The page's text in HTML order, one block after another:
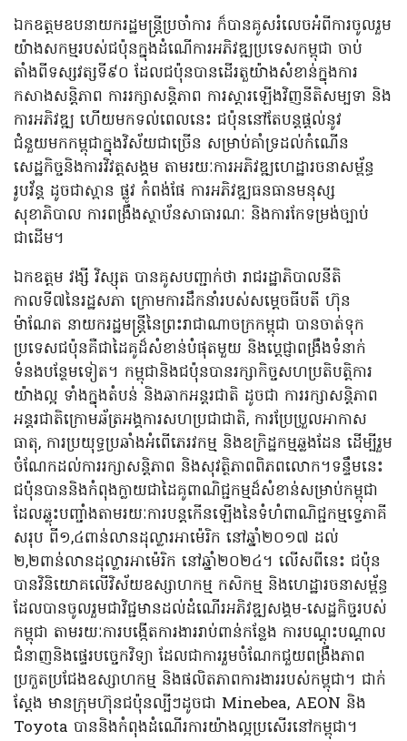
ឯកឧត្តមឧបនាយករដ្ឋមន្ត្រីប្រចាំការ ក៏បានគូសរំលេចអំពីការចូលរួម
យ៉ាងសកម្មរបស់ជប៉ុនក្នុងដំណើការអភិវឌ្ឍប្រទេសកម្ពុជា ចាប់
តាំងពីទស្សវត្សទី៩០ ដែលជប៉ុនបានដើរតួយ៉ាងសំខាន់ក្នុងការ
កសាងសន្តិភាព ការរក្សាសន្តិភាព ការស្ដារឡើងវិញនីតិសម្បទា និង
ការអភិវឌ្ឍ ហើយមកទល់ពេលនេះ ជប៉ុននៅតែបន្តផ្ដល់នូវ
ជំនួយមកកម្ពុជាក្នុងវិស័យជាច្រើន សម្រាប់គាំទ្រដល់កំណើន
សេដ្ឋកិច្ចនិងការវិវត្តសង្គម តាមរយៈការអភិវឌ្ឍហេដ្ឋារចនាសម្ព័ន្ធ
រូបវ័ន្ត ដូចជាស្ពាន ផ្លូវ កំពង់ផែ ការអភិវឌ្ឍធនធានមនុស្ស
សុខាភិបាល ការពង្រឹងស្ថាប័នសាធារណៈ និងការកែទម្រង់ច្បាប់
ជាដើម។
ឯកឧត្តម វង្សី វិស្សុត បានគូសបញ្ជាក់ថា រាជរដ្ឋាភិបាលនីតិ
កាលទី៧នៃរដ្ឋសភា ក្រោមការដឹកនាំរបស់សម្តេចធីបតី ហ៊ុន
ម៉ាណែត នាយករដ្ឋមន្ត្រីនៃព្រះរាជាណាចក្រកម្ពុជា បានចាត់ទុក
ប្រទេសជប៉ុនគឺជាដៃគូដ៏សំខាន់បំផុតមួយ និងប្តេជ្ញាពង្រឹងទំនាក់
ទំនងបន្ថែមទៀត។ កម្ពុជានិងជប៉ុនបានរក្សាកិច្ចសហប្រតិបត្តិការ
យ៉ាងល្អ ទាំងក្នុងតំបន់ និងឆាកអន្តរជាតិ ដូចជា ការរក្សាសន្តិភាព
អន្តរជាតិក្រោមឆ័ត្រអង្គការសហប្រជាជាតិ, ការប្រែប្រួលអាកាស
ធាតុ, ការប្រយុទ្ធប្រឆាំងអំពើភេរវកម្ម និងឧក្រិដ្ឋកម្មឆ្លងដែន ដើម្បីរួម
ចំណែកដល់ការរក្សាសន្តិភាព និងសុវត្ថិភាពពិភពលោក។ទន្ទឹមនេះ
ជប៉ុនបាននិងកំពុងក្លាយជាដៃគូពាណិជ្ជកម្មដ៏សំខាន់សម្រាប់កម្ពុជា
ដែលឆ្លុះបញ្ចាំងតាមរយៈការបន្តកើនឡើងនៃទំហំពាណិជ្ជកម្មទ្វេភាគី
សរុប ពី១,៤ពាន់លានដុល្លារអាម៉េរិក នៅឆ្នាំ២០១៧ ដល់
២,២ពាន់លានដុល្លារអាម៉េរិក នៅឆ្នាំ២០២៤។ លើសពីនេះ ជប៉ុន
បានវិនិយោគលើវិស័យឧស្សាហកម្ម កសិកម្ម និងហេដ្ឋារចនាសម្ព័ន្ធ
ដែលបានចូលរួមជាវិជ្ជមានដល់ដំណើរអភិវឌ្ឍសង្គម-សេដ្ឋកិច្ចរបស់
កម្ពុជា តាមរយៈការបង្កើតការងាររាប់ពាន់កន្លែង ការបណ្ដុះបណ្ដាល
ជំនាញនិងផ្ទេរបច្ចេកវិទ្យា ដែលជាការរួមចំណែកជួយពង្រឹងភាព
ប្រកួតប្រជែងឧស្សាហកម្ម និងផលិតភាពការងាររបស់កម្ពុជា។ ជាក់
ស្តែង មានក្រុមហ៊ុនជប៉ុនល្បីៗដូចជា Minebea, AEON និង
Toyota បាននិងកំពុងដំណើរការយ៉ាងល្អប្រសើរនៅកម្ពុជា។